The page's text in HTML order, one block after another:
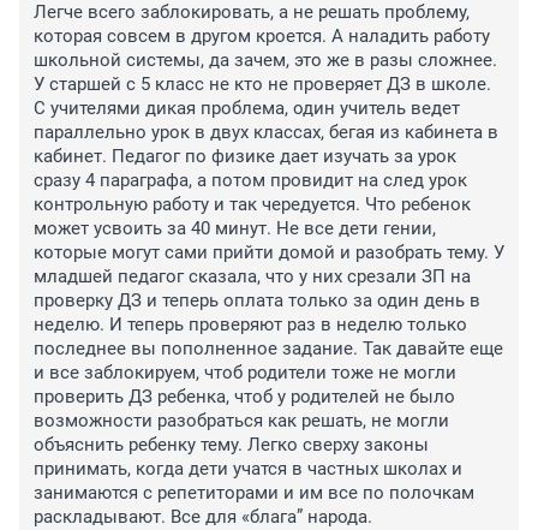
Легче всего заблокировать, а не решать проблему,
которая совсем в другом кроется. А наладить работу
школьной системы, да зачем, это же в разы сложнее.
У старшей с 5 класс не кто не проверяет ДЗ в школе.
С учителями дикая проблема, один учитель ведет
параллельно урок в двух классах, бегая из кабинета в
кабинет. Педагог по физике дает изучать за урок
сразу 4 параграфа, а потом провидит на след урок
контрольную работу и так чередуется. Что ребенок
может усвоить за 40 минут. Не все дети гении,
которые могут сами прийти домой и разобрать тему. У
младшей педагог сказала, что у них срезали ЗП на
проверку ДЗ и теперь оплата только за один день в
неделю. И теперь проверяют раз в неделю только
последнее вы пополненное задание. Так давайте еще
и все заблокируем, чтоб родители тоже не могли
проверить ДЗ ребенка, чтоб у родителей не было
возможности разобраться как решать, не могли
объяснить ребенку тему. Легко сверху законы
принимать, когда дети учатся в частных школах и
занимаются с репетиторами и им все по полочкам
раскладывают. Все для «блага” народа.